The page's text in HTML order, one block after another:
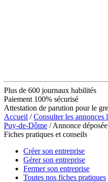
Plus de 600 journaux habilités
Paiement 100% sécurisé
Attestation de parution pour le
Accueil /Consulter les annonces
Puy-de-Dôme / Annonce
Fiches pratiques et conseils
Créer son entreprise
Gérer son entreprise
Fermer son entreprise
Toutes nos fiches pratiques